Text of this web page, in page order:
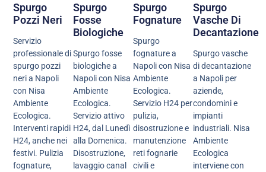
Spurgo
Pozzi Neri
Servizio
professionale di
spurgo pozzi
neri a Napoli
con Nisa
Ambiente
Ecologica.
Interventi rapidi
H24, anche nei
festivi. Pulizia
fognature,
Spurgo
Fosse
Biologiche
Spurgo fosse
biologiche a
Napoli con Nisa
Ambiente
Ecologica.
Servizio attivo
H24, dal Lunedì
alla Domenica.
Disostruzione,
lavaggio canal
Spurgo
Fognature
Spurgo
fognature a
Napoli con Nisa
Ambiente
Ecologica.
Servizio H24 per
pulizia,
disostruzione e
manutenzione
reti fognarie
civili e
Spurgo
Vasche Di
Decantazione
Spurgo vasche
di decantazione
a Napoli per
aziende,
condomini e
impianti
industriali. Nisa
Ambiente
Ecologica
interviene con